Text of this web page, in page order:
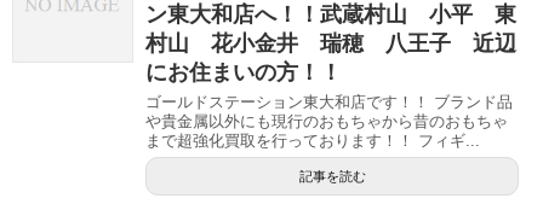
ン東大和店へ！！武蔵村山 小平 東
村山 花小金井 瑞穂 八王子 近辺
にお住まいの方！！
ゴールドステーション東大和店です！！ ブランド品
や貴金属以外にも現行のおもちゃから昔のおもちゃ
まで超強化買取を行っております！！ フィギ...
記事を読む